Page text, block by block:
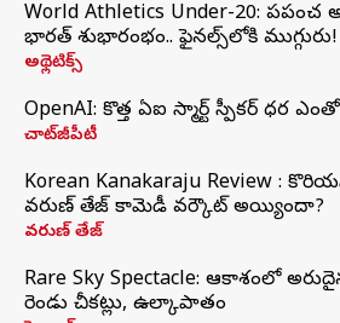
World Athletics Under-20: ప్రపంచ
భారత్‌ శుభారంభం.. ఫైనల్స్‌లోకి ముగ్గురు!
అథ్లెటిక్స్
OpenAI: కొత్త ఏఐ స్మార్ట్ స్పీకర్ ధర
చాట్‌జీపీటీ
Korean Kanakaraju Review :
వరుణ్ తేజ్ కామెడీ వర్కౌట్ అయ్యిందా?
వరుణ్ తేజ్
Rare Sky Spectacle: ఆకాశంలో
రెండు చీకట్లు, ఉల్కాపాతం